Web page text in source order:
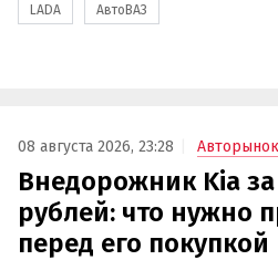
LADA АвтоВАЗ
08 августа 2026, 23:28 Авторынок
Внедорожник Kia
рублей: что нужно
перед его покупкой